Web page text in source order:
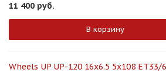
11 400 руб.
В корзину
Wheels UP UP-120 16x6.5 5x108 ET33/